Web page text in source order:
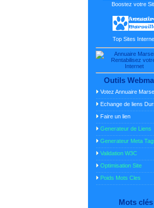
Boostez votre
Top Sites
Outils
Votez Annuaire
Echange de liens
Faire un lien
Generateur de Liens
Generateur Meta
Validation W3C
Optimisation Site
Poids Mots Cles
Mots clés